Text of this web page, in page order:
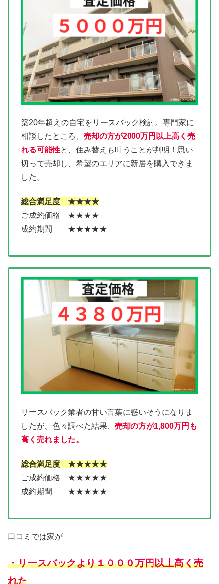
築20年超えの自宅をリースバック検討。専門家に
相談したところ、 売却の方が2000万円以上高く売
れる可能性と、住み替えも叶うことが判明！思い
切って売却し、希望のエリアに新居を購入できま
した。
総合満足度 ★★★★
ご成約価格 ★★★★
成約期間 ★★★★★
リースバック業者の甘い言葉に惑いそうになりま
したが、色々調べた結果、 売却の方が1,800万円も
高く売れました。
総合満足度 ★★★★★
ご成約価格 ★★★★★
成約期間 ★★★★★
口コミでは家が
・リースバックより１０００万円以上高く売
れた